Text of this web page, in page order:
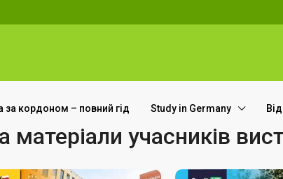
за кордоном – повний гід Study in Germany
матеріали учасників